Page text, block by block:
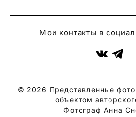
Мои контакты в
© 2026 Представленные
объектом
Фотограф Анна